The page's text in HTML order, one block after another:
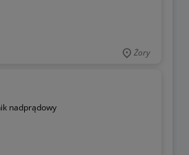
Żory
nadprądowy